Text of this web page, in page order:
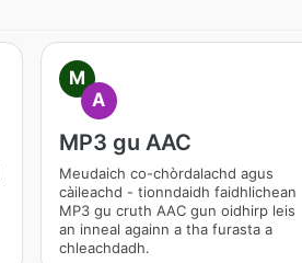
M
A
MP3 gu AAC
Meudaich co-chòrdalachd agus
càileachd - tionndaidh faidhlichean
MP3 gu cruth AAC gun oidhirp leis
an inneal againn a tha furasta a
chleachdadh.